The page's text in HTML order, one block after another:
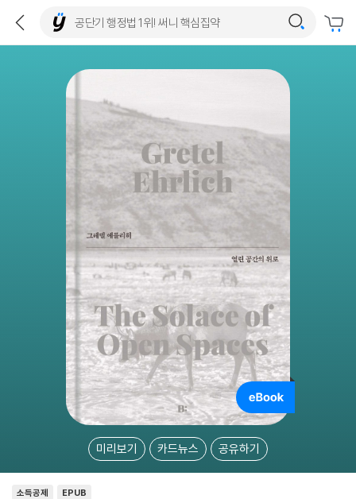
미리보기 카드뉴스 공유하기
소득공제 EPUB